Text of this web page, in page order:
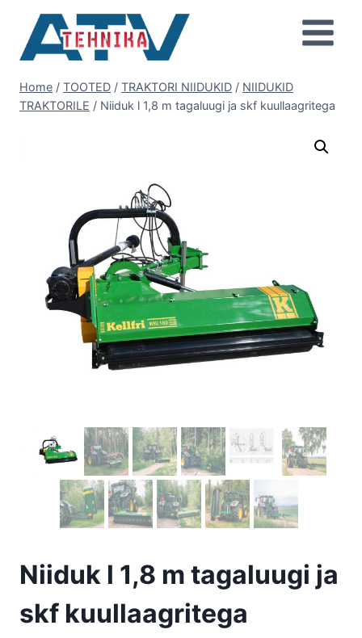
content
Home / TOOTED / TRAKTORI NIIDUKID / NIIDUKID
TRAKTORILE / Niiduk l 1,8 m tagaluugi ja skf kuullaagritega
Niiduk l 1,8 m tagaluugi ja
skf kuullaagritega